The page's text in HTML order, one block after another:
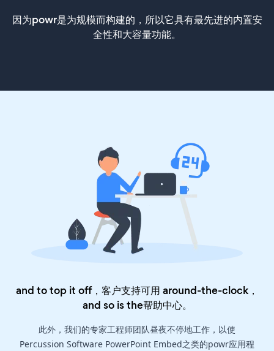
因为powr是为规模而构建的，所以它具有最先进的内置安
全性和大容量功能。
and to top it off，客户支持可用 around-the-clock，
and so is the帮助中心。
此外，我们的专家工程师团队昼夜不停地工作，以使
Percussion Software PowerPoint Embed之类的powr应用程